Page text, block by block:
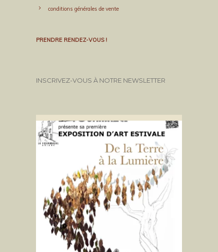
conditions générales de vente
PRENDRE RENDEZ-VOUS !
INSCRIVEZ-VOUS À NOTRE NEWSLETTER